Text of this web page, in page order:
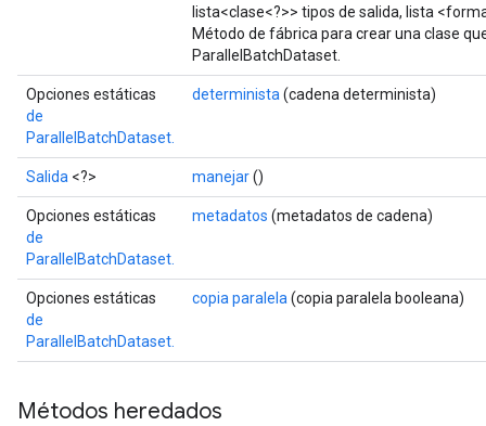
lista<clase<?>> tipos de salida, lista
Método de fábrica para crear una clase
ParallelBatchDataset.
Opciones estáticas
de
ParallelBatchDataset.
determinista (cadena determinista)
Salida <?> manejar()
Opciones estáticas
de
ParallelBatchDataset.
metadatos (metadatos de cadena)
Opciones estáticas
de
ParallelBatchDataset.
copia paralela (copia paralela booleana)
Métodos heredados